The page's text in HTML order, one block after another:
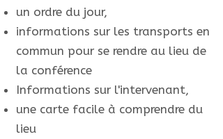
un ordre du jour,
informations sur les transports en
commun pour se rendre au lieu de
la conférence
Informations sur l'intervenant,
une carte facile à comprendre du
lieu